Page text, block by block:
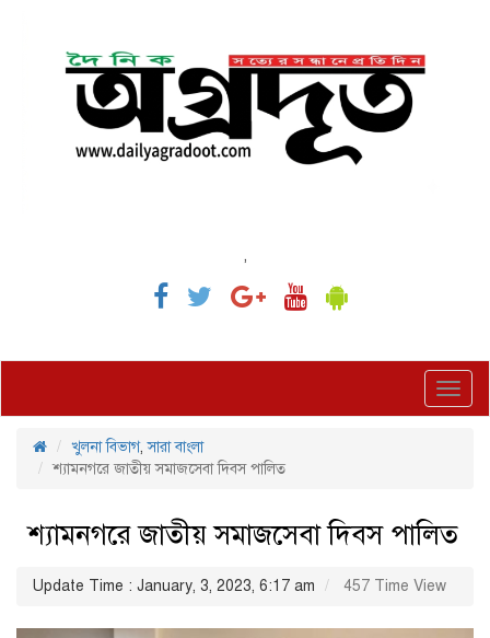
,
খুলনা বিভাগ,সারা বাংলা
শ্যামনগরে জাতীয় সমাজসেবা দিবস পালিত
শ্যামনগরে জাতীয় সমাজসেবা দিবস পালিত
Update Time : January, 3, 2023, 6:17 am 457 Time View